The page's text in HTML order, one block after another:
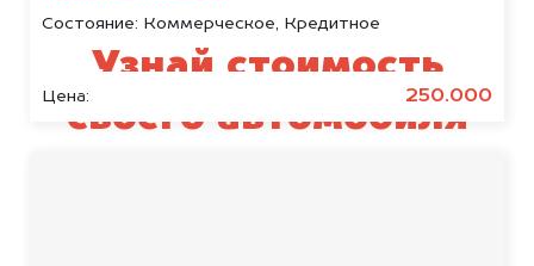
Состояние: Коммерческое, Кредитное
Цена: 250.000
Узнай стоимость
своего автомобиля